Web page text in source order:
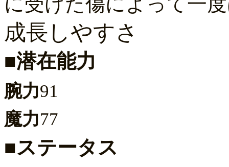
成長しやすさ
■潜在能力
腕力91
魔力77
■ステータス